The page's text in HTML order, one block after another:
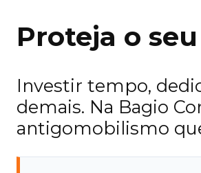
Proteja o
Investir tempo,
demais. Na Bagio
antigomobilismo